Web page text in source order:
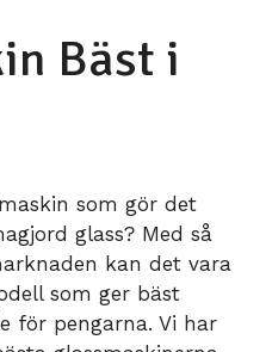
Bäst i
som gör det
glass? Med så
kan det vara
som ger bäst
för pengarna. Vi har